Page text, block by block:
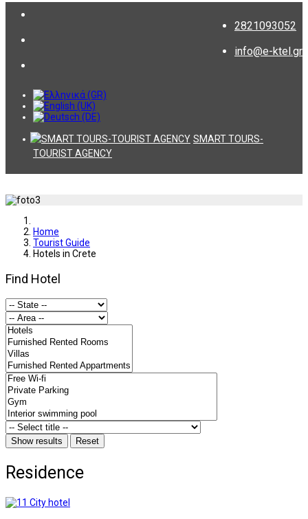
2821093052
info@e-ktel.gr
SMART TOURS-
TOURIST AGENCY
Home
Tourist Guide
Hotels in Crete
Find Hotel
Residence